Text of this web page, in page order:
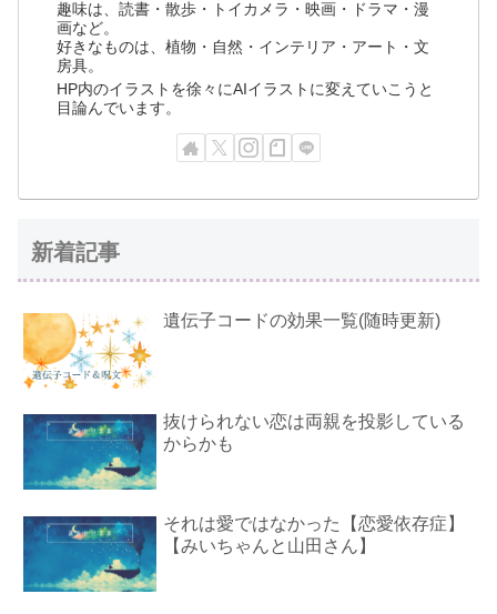
趣味は、読書・散歩・トイカメラ・映画・ドラマ・漫
画など。
好きなものは、植物・自然・インテリア・アート・文
房具。
HP内のイラストを徐々にAIイラストに変えていこうと
目論んでいます。
新着記事
遺伝子コードの効果一覧(随時更新)
抜けられない恋は両親を投影している
からかも
それは愛ではなかった【恋愛依存症】
【みいちゃんと山田さん】